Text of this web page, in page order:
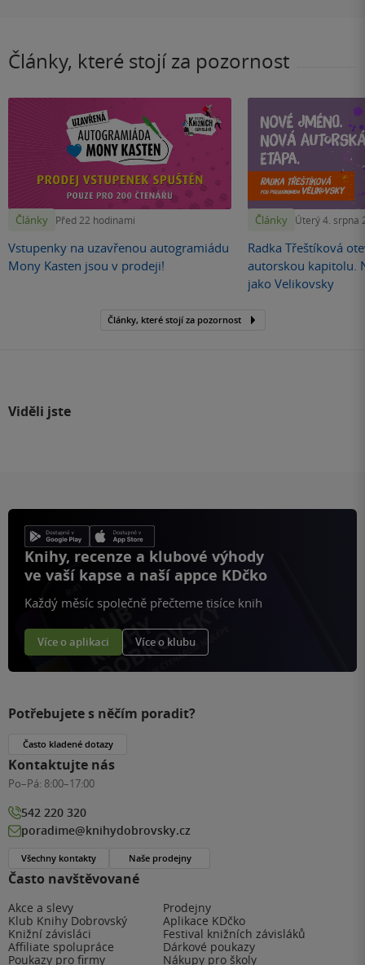
Články, které stojí za pozornost
Články Před 22 hodinami
Vstupenky na uzavřenou autogramiádu
Mony Kasten jsou v prodeji!
Články Úterý 4. srpna
Radka Třeštíková
autorskou kapitolu.
jako Velikovsky
Články, které stojí za pozornost
Viděli jste
Knihy, recenze a klubové výhody
ve vaší kapse a naší appce KDčko
Každý měsíc společně přečteme tisíce knih
Více o aplikaci Více o klubu
Často navštěvované
Akce a slevy
Prodejny
Klub Knihy Dobrovský
Aplikace KDčko
Knižní závisláci
Festival knižních závisláků
Affiliate spolupráce
Dárkové poukazy
Poukazy pro firmy
Nákupy pro školy
Potřebujete s něčím poradit?
Často kladené dotazy
Kontaktujte nás
Po–Pá: 8:00–17:00
542 220 320
poradime@knihydobrovsky.cz
Všechny kontakty Naše prodejny